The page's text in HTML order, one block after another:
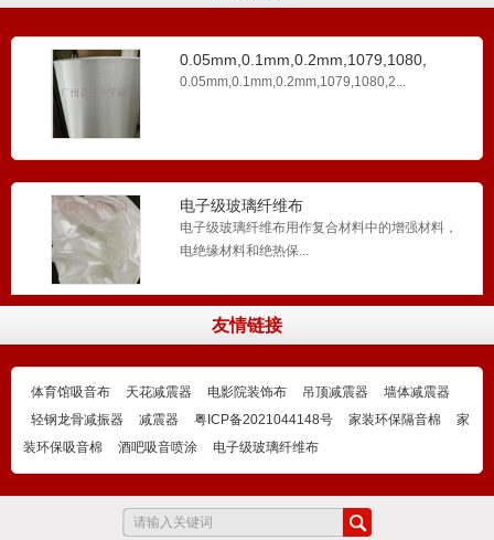
0.05mm,0.1mm,0.2mm,1079,1080,
0.05mm,0.1mm,0.2mm,1079,1080,2...
电子级玻璃纤维布
电子级玻璃纤维布用作复合材料中的增强材料，
电绝缘材料和绝热保...
玻璃钢玻璃丝布
玻璃钢玻璃丝布适用于在焊接等有火花、易引起
火灾的场合，能够抵...
龙骨架空腔填充隔音棉内部纤维蓬松交错，存在
大量微小的孔隙，是...
友情链接
体育馆吸音布 天花减震器 电影院装饰布 吊顶减震器
墙体减震器
轻钢龙骨减振器
减震器 粤ICP备2021044148号 家装环保隔音棉
家
装环保吸音棉
酒吧吸音喷涂 电子级玻璃纤维布